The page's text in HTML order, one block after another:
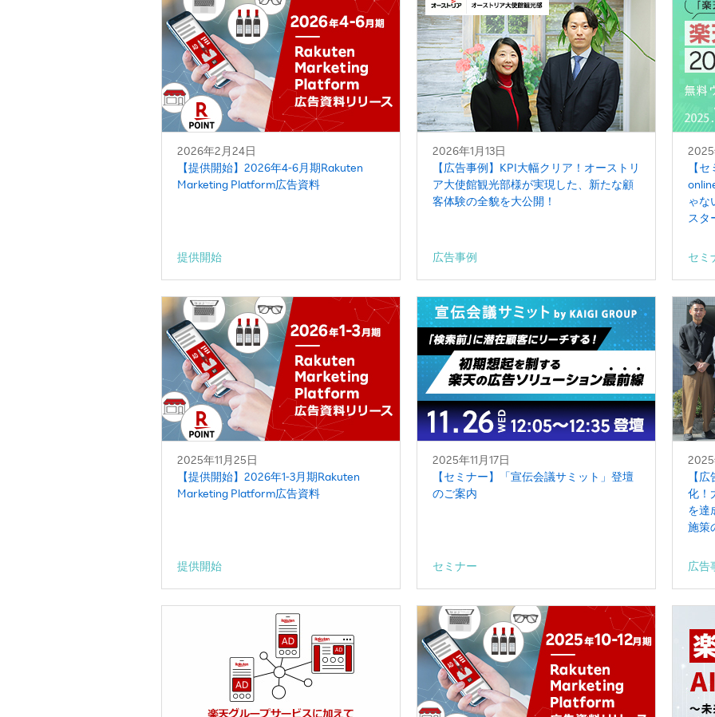
2026年2月24日
【提供開始】2026年4-6月期Rakuten
Marketing Platform広告資料
提供開始
2026年1月13日
【広告事例】KPI大幅クリア！オーストリ
ア大使館観光部様が実現した、新たな顧
客体験の全貌を大公開！
広告事例
2025
【
ゃな
スタ
セミ
2025年11月25日
【提供開始】2026年1-3月期Rakuten
Marketing Platform広告資料
提供開始
2025年11月17日
【セミナー】「宣伝会議サミット」登壇
のご案内
セミナー
2025
【
化！
を達
施策
広告